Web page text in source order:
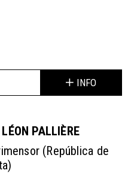
INFO
PALLIÈRE
(República de